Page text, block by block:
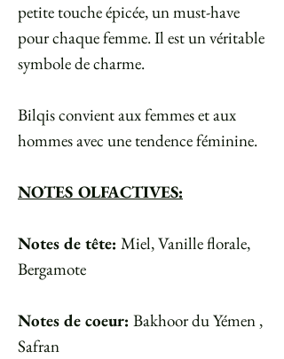
petite touche épicée, un must-have
pour chaque femme. Il est un véritable
symbole de charme.
Bilqis convient aux femmes et aux
hommes avec une tendence féminine.
NOTES OLFACTIVES:
Notes de tête: Miel, Vanille florale,
Bergamote
Notes de coeur: Bakhoor du Yémen ,
Safran